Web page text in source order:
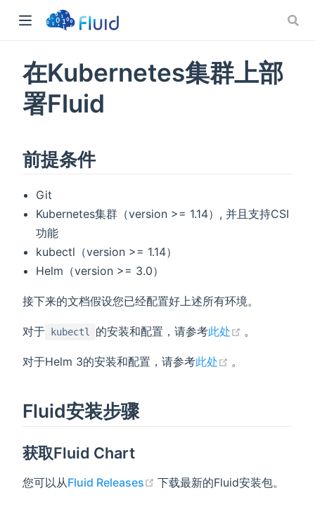
在Kubernetes集群上部
署Fluid
前提条件
Git
Kubernetes集群（version >= 1.14）, 并且支持CSI
功能
kubectl（version >= 1.14）
Helm（version >= 3.0）
接下来的文档假设您已经配置好上述所有环境。
对于 kubectl 的安装和配置，请参考此处 (opens new
。
对于Helm 3的安装和配置，请参考此处 (opens new
。
Fluid安装步骤
获取Fluid Chart
您可以从Fluid Releases (opens new window)
下载最新的Fluid安装包。